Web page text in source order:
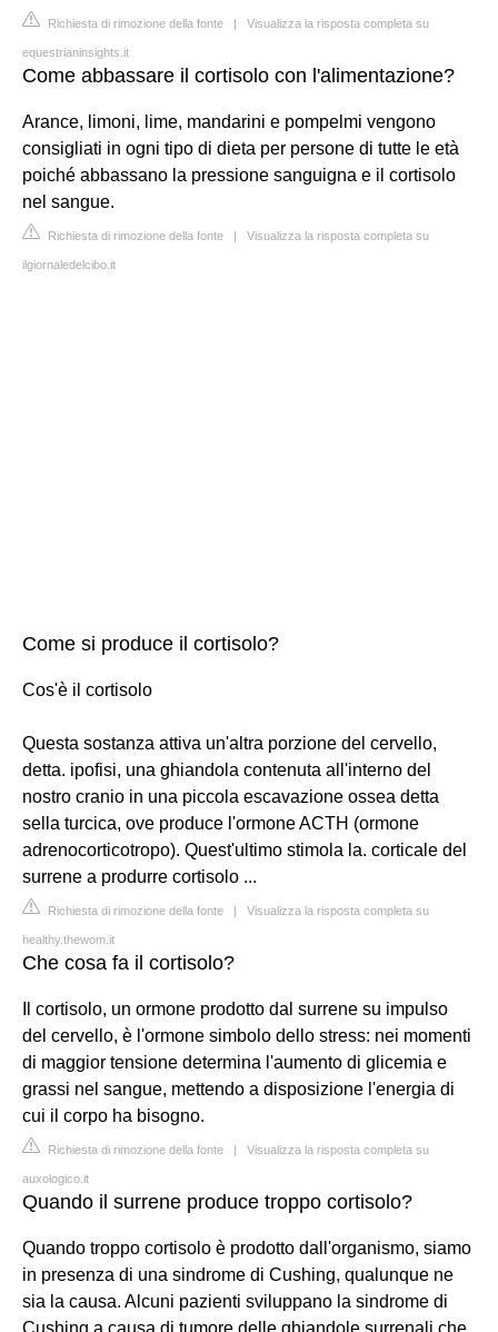
Richiesta di rimozione della fonte | Visualizza la risposta completa su
equestrianinsights.it
Come abbassare il cortisolo con l'alimentazione?
Arance, limoni, lime, mandarini e pompelmi vengono
consigliati in ogni tipo di dieta per persone di tutte le età
poiché abbassano la pressione sanguigna e il cortisolo
nel sangue.
Richiesta di rimozione della fonte | Visualizza la risposta completa su
ilgiornaledelcibo.it
Come si produce il cortisolo?
Cos'è il cortisolo
Questa sostanza attiva un'altra porzione del cervello,
detta. ipofisi, una ghiandola contenuta all'interno del
nostro cranio in una piccola escavazione ossea detta
sella turcica, ove produce l'ormone ACTH (ormone
adrenocorticotropo). Quest'ultimo stimola la. corticale del
surrene a produrre cortisolo ...
Richiesta di rimozione della fonte | Visualizza la risposta completa su
healthy.thewom.it
Che cosa fa il cortisolo?
Il cortisolo, un ormone prodotto dal surrene su impulso
del cervello, è l'ormone simbolo dello stress: nei momenti
di maggior tensione determina l'aumento di glicemia e
grassi nel sangue, mettendo a disposizione l'energia di
cui il corpo ha bisogno.
Richiesta di rimozione della fonte | Visualizza la risposta completa su
auxologico.it
Quando il surrene produce troppo cortisolo?
Quando troppo cortisolo è prodotto dall'organismo, siamo
in presenza di una sindrome di Cushing, qualunque ne
sia la causa. Alcuni pazienti sviluppano la sindrome di
Cushing a causa di tumore delle ghiandole surrenali che